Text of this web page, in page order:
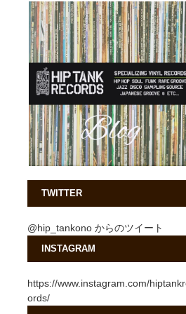
TWITTER
@hip_tankono からのツイート
INSTAGRAM
https://www.instagram.com/
ords/